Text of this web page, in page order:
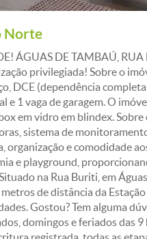
Norte
ÁGUAS DE TAMBAÚ, RUA
privilegiada! Sobre o
DCE (dependência
e 1 vaga de garagem. O
em vidro em blindex.
sistema de
e comodidade
e playground,
na Rua Buriti, em
de distância da
Gostou? Tem alguma
domingos e feriados das 9